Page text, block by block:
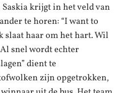
krijgt in het veld van
te horen: “I want to
slaat haar om het hart. Wil
snel wordt echter
dient te
zijn opgetrokken,